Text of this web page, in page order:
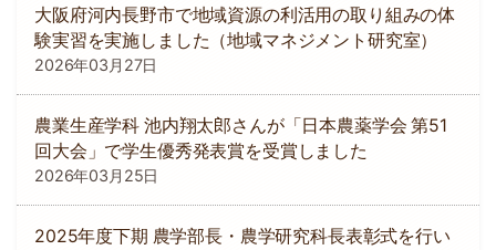
大阪府河内長野市で地域資源の利活用の取り組みの体
験実習を実施しました（地域マネジメント研究室）
2026年03月27日
農業生産学科 池内翔太郎さんが「日本農薬学会 第51
回大会」で学生優秀発表賞を受賞しました
2026年03月25日
2025年度下期 農学部長・農学研究科長表彰式を行い